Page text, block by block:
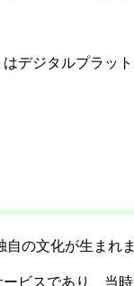
デジタルプラット
の文化が生まれま
ビスであり、当時